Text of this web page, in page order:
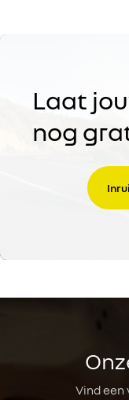
Laat
nog
Vind een